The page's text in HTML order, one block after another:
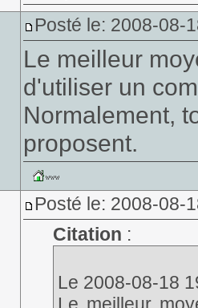
Posté le: 2008-08-
Le meilleur
d'utiliser un
Normalement,
proposent.
Posté le: 2008-08-
Citation :
Le 2008-08-18